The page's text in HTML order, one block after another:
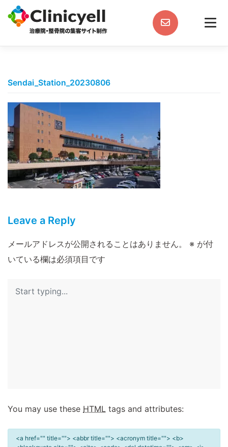
content
Sendai_Station_20230806
Leave a Reply
メールアドレスが公開されることはありません。 ※ が付
いている欄は必須項目です
You may use these HTML tags and attributes:
<a href="" title=""> <abbr title=""> <acronym title=""> <b>